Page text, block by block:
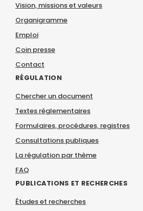
Vision, missions et valeurs
Organigramme
Emploi
Coin presse
Contact
RÉGULATION
Chercher un document
Textes réglementaires
Formulaires, procédures, registres
Consultations publiques
La régulation par thème
FAQ
PUBLICATIONS ET RECHERCHES
Études et recherches